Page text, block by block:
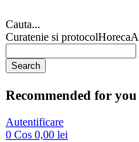
Cauta...
Curatenie si protocolHoreca
Search
Recommended for you
Autentificare
0 Cos 0,00 lei